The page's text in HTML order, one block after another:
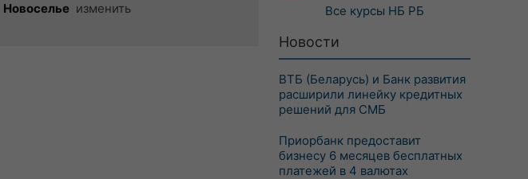
Новоселье изменить
Все курсы НБ РБ
Новости
ВТБ (Беларусь) и Банк развития
расширили линейку кредитных
решений для СМБ
Приорбанк предоставит
бизнесу 6 месяцев бесплатных
платежей в 4 валютах